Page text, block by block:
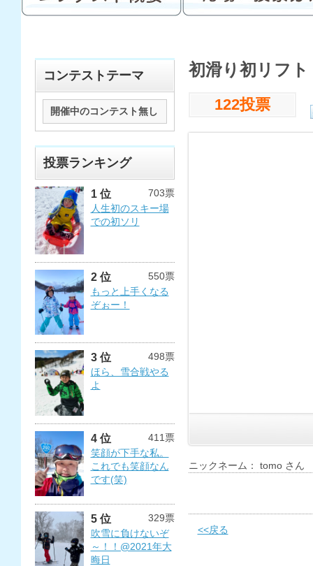
コンテストテーマ
開催中のコンテスト無し
投票ランキング
1 位
703票
人生初のスキー場
での初ソリ
2 位
550票
もっと上手くなる
ぞぉー！
3 位
498票
ほら、雪合戦やる
よ
4 位
411票
笑顔が下手な私。
これでも笑顔なん
です(笑)
5 位
329票
吹雪に負けないぞ
～！！@2021年大
晦日
初滑り初リフト
122投票
ニックネーム： tomo さん
<<戻る